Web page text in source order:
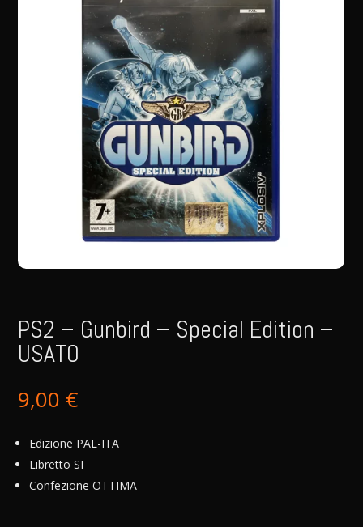
PS2 – Gunbird – Special Edition –
USATO
9,00 €
Edizione PAL-ITA
Libretto SI
Confezione OTTIMA